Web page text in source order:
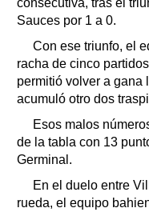
Sauces por 1 a 0.
Con ese triunfo, el
racha de cinco
permitió volver a gana
acumuló otro dos
Esos malos
de la tabla con 13
Germinal.
En el duelo entre
rueda, el equipo